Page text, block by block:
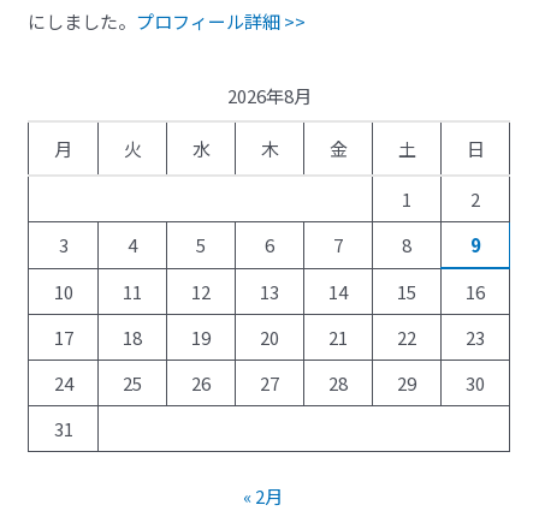
にしました。 プロフィール詳細 >>
2026年8月
月 火 水 木 金 土
日
1
2
3
4 5 6 7 8
9
10
11 12 13 14 15
16
17
18 19 20 21 22
23
24
25 26 27 28 29
30
31
« 2月